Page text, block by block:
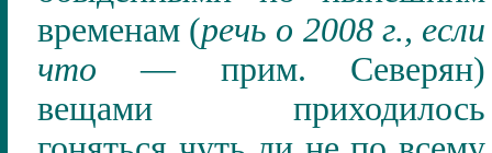
временам (речь о 2008 г., если
что
— прим. Северян)
вещами приходилось